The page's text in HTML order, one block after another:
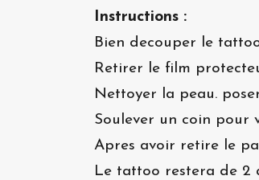
Instructions :
Bien decouper le
Retirer le film
Nettoyer la peau.
Soulever un coin pour
Apres avoir retire le
Le tattoo restera de 2